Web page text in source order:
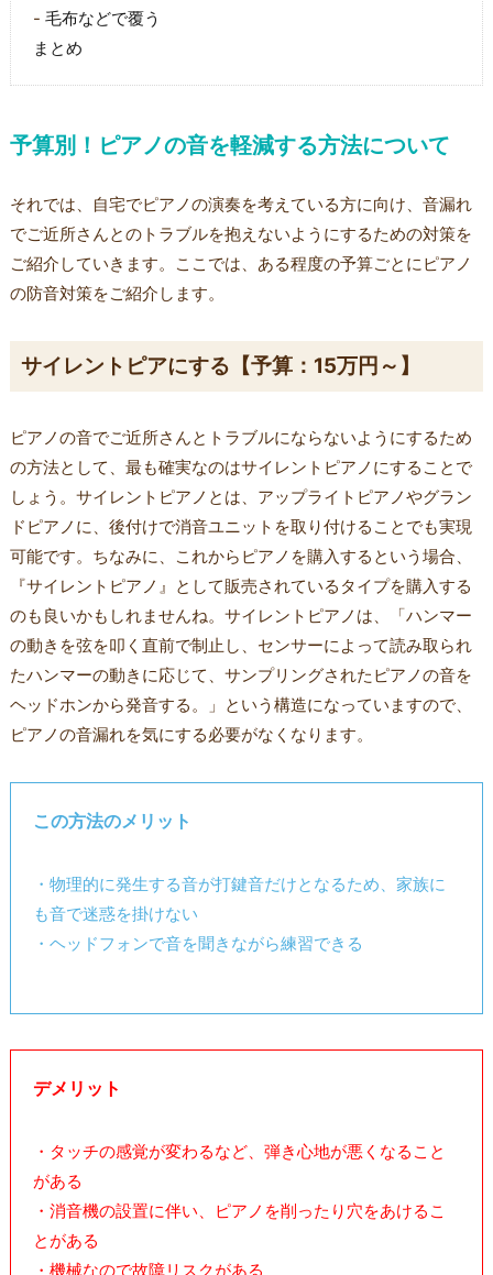
毛布などで覆う
まとめ
予算別！ピアノの音を軽減する方法について
それでは、自宅でピアノの演奏を考えている方に向け、音漏れ
でご近所さんとのトラブルを抱えないようにするための対策を
ご紹介していきます。ここでは、ある程度の予算ごとにピアノ
の防音対策をご紹介します。
サイレントピアにする【予算：15万円～】
ピアノの音でご近所さんとトラブルにならないようにするため
の方法として、最も確実なのはサイレントピアノにすることで
しょう。サイレントピアノとは、アップライトピアノやグラン
ドピアノに、後付けで消音ユニットを取り付けることでも実現
可能です。ちなみに、これからピアノを購入するという場合、
『サイレントピアノ』として販売されているタイプを購入する
のも良いかもしれませんね。サイレントピアノは、「ハンマー
の動きを弦を叩く直前で制止し、センサーによって読み取られ
たハンマーの動きに応じて、サンプリングされたピアノの音を
ヘッドホンから発音する。」という構造になっていますので、
ピアノの音漏れを気にする必要がなくなります。
この方法のメリット
・物理的に発生する音が打鍵音だけとなるため、家族に
も音で迷惑を掛けない
・ヘッドフォンで音を聞きながら練習できる
デメリット
・タッチの感覚が変わるなど、弾き心地が悪くなること
がある
・消音機の設置に伴い、ピアノを削ったり穴をあけるこ
とがある
・機械なので故障リスクがある